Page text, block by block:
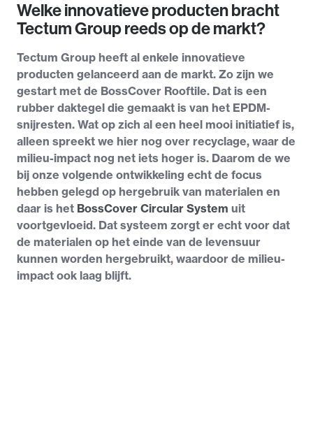
Welke innovatieve producten bracht
Tectum Group reeds op de markt?
Tectum Group heeft al enkele innovatieve
producten gelanceerd aan de markt. Zo zijn we
gestart met de BossCover Rooftile. Dat is een
rubber daktegel die gemaakt is van het EPDM-
snijresten. Wat op zich al een heel mooi initiatief is,
alleen spreekt we hier nog over recyclage, waar de
milieu-impact nog net iets hoger is. Daarom de we
bij onze volgende ontwikkeling echt de focus
hebben gelegd op hergebruik van materialen en
daar is het BossCover Circular System uit
voortgevloeid. Dat systeem zorgt er echt voor dat
de materialen op het einde van de levensuur
kunnen worden hergebruikt, waardoor de milieu-
impact ook laag blijft.